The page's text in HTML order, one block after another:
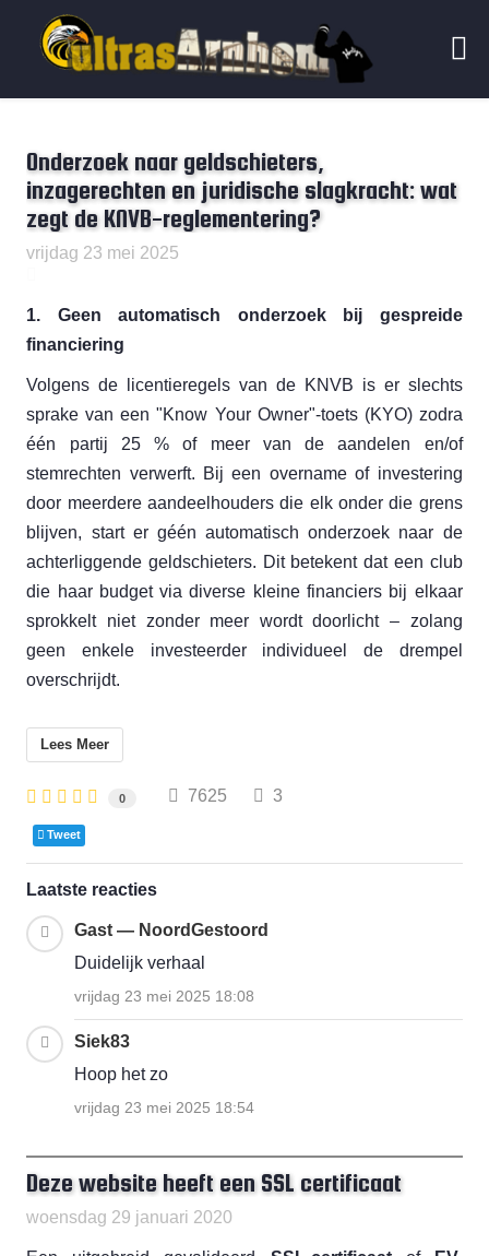
Onderzoek naar geldschieters,
inzagerechten en juridische slagkracht: wat
zegt de KNVB-reglementering?
vrijdag 23 mei 2025
1. Geen automatisch onderzoek bij gespreide
financiering
Volgens de licentieregels van de KNVB is er slechts
sprake van een "Know Your Owner"-toets (KYO) zodra
één partij 25 % of meer van de aandelen en/of
stemrechten verwerft. Bij een overname of investering
door meerdere aandeelhouders die elk onder die grens
blijven, start er géén automatisch onderzoek naar de
achterliggende geldschieters. Dit betekent dat een club
die haar budget via diverse kleine financiers bij elkaar
sprokkelt niet zonder meer wordt doorlicht – zolang
geen enkele investeerder individueel de drempel
overschrijdt.
Lees Meer
0 7625 3
Tweet
Laatste reacties
Gast — NoordGestoord
Duidelijk verhaal
vrijdag 23 mei 2025 18:08
Siek83
Hoop het zo
vrijdag 23 mei 2025 18:54
Deze website heeft een SSL certificaat
woensdag 29 januari 2020